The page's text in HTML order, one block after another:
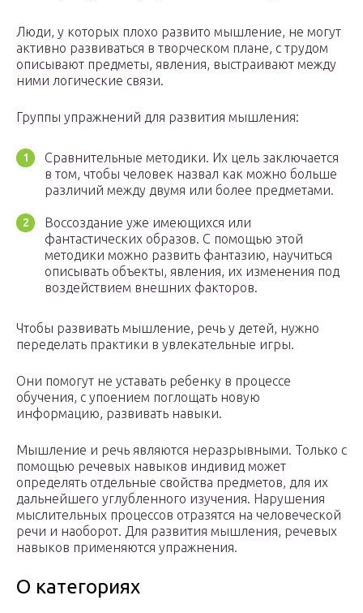
Люди, у которых плохо развито мышление, не могут
активно развиваться в творческом плане, с трудом
описывают предметы, явления, выстраивают между
ними логические связи.
Группы упражнений для развития мышления:
Сравнительные методики. Их цель заключается
в том, чтобы человек назвал как можно больше
различий между двумя или более предметами.
Воссоздание уже имеющихся или
фантастических образов. С помощью этой
методики можно развить фантазию, научиться
описывать объекты, явления, их изменения под
воздействием внешних факторов.
Чтобы развивать мышление, речь у детей, нужно
переделать практики в увлекательные игры.
Они помогут не уставать ребенку в процессе
обучения, с упоением поглощать новую
информацию, развивать навыки.
Мышление и речь являются неразрывными. Только с
помощью речевых навыков индивид может
определять отдельные свойства предметов, для их
дальнейшего углубленного изучения. Нарушения
мыслительных процессов отразятся на человеческой
речи и наоборот. Для развития мышления, речевых
навыков применяются упражнения.
О категориях